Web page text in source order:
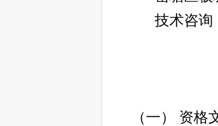
技术咨询
（一） 资